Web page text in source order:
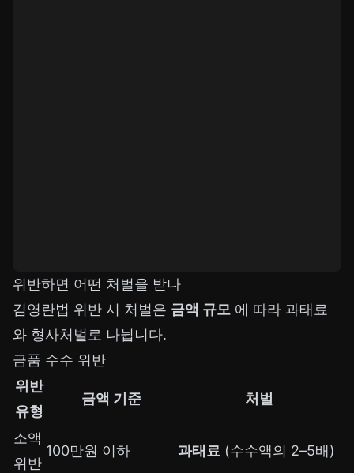
위반하면 어떤 처벌을 받나
김영란법 위반 시 처벌은 금액 규모 에 따라 과태료
와 형사처벌로 나뉩니다.
금품 수수 위반
위반
유형
금액 기준 처벌
소액
위반
100만원 이하 과태료 (수수액의 2–5배)